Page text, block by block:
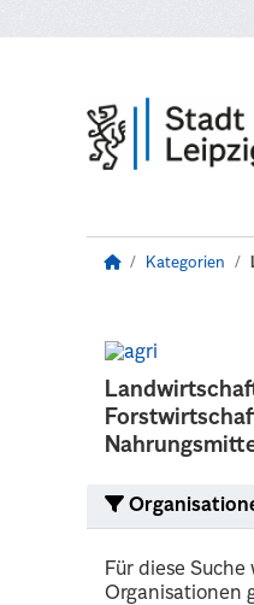
Kategorien
Für diese
Organisationen